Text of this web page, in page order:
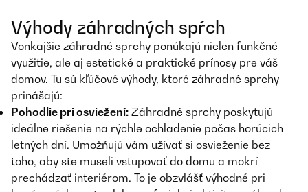
Výhody záhradných spŕch
Vonkajšie záhradné sprchy ponúkajú nielen funkčné
využitie, ale aj estetické a praktické prínosy pre váš
domov. Tu sú kľúčové výhody, ktoré záhradné sprchy
prinášajú:
Pohodlie pri osviežení: Záhradné sprchy poskytujú
ideálne riešenie na rýchle ochladenie počas horúcich
letných dní. Umožňujú vám užívať si osvieženie bez
toho, aby ste museli vstupovať do domu a mokrí
prechádzať interiérom. To je obzvlášť výhodné pri